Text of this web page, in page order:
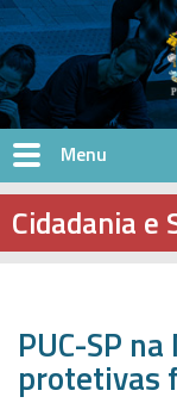
Pular para o
Cidadania e
PUC-SP
protetivas